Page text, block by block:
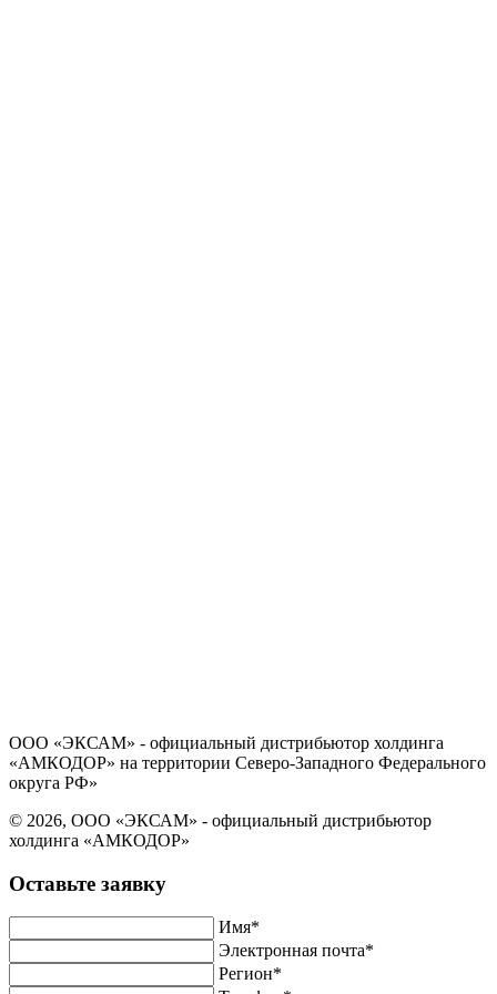
ООО «ЭКСАМ» - официальный дистрибьютор холдинга
«АМКОДОР» на территории Северо-Западного Федерального
округа РФ»
© 2026, ООО «ЭКСАМ» - официальный дистрибьютор
холдинга «АМКОДОР»
Оставьте заявку
Имя*
Электронная почта*
Регион*